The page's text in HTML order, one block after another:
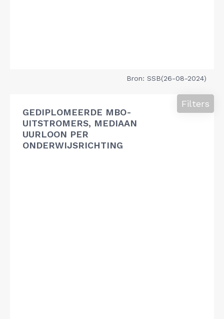
Bron: SSB(26-08-2024)
GEDIPLOMEERDE MBO-
UITSTROMERS, MEDIAAN
UURLOON PER
ONDERWIJSRICHTING
Filters